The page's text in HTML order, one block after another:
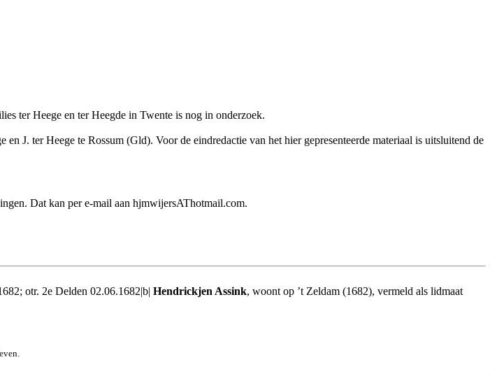
ter Heege en ter Heegde in Twente is nog in onderzoek.
J. ter Heege te Rossum (Gld). Voor de eindredactie van het hier gepresenteerde materiaal is uitsluitend de
Dat kan per e-mail aan hjmwijersAThotmail.com.
otr. 2e Delden 02.06.1682|b| Hendrickjen Assink, woont op ’t Zeldam (1682), vermeld als lidmaat